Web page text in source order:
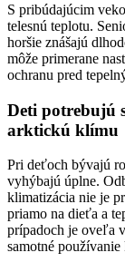
S pribúdajúcim
telesnú teplotu.
horšie znášajú
môže primerane
ochranu pred
Deti potrebujú
arktickú klímu
Pri deťoch bývajú
vyhýbajú úplne.
klimatizácia nie je
priamo na dieťa a
prípadoch je oveľa
samotné